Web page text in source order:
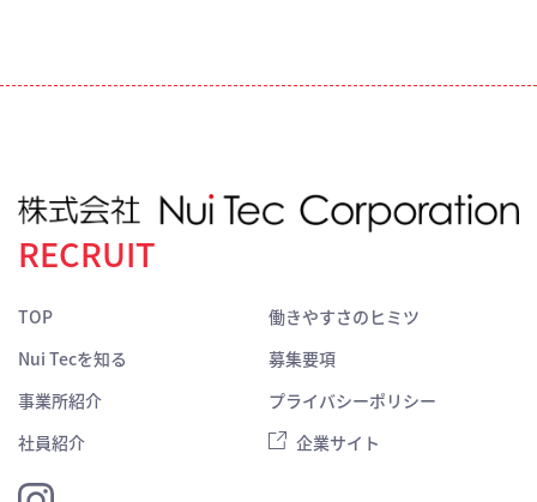
RECRUIT
TOP
Nui Tecを知る
事業所紹介
社員紹介
働きやすさのヒミツ
募集要項
プライバシーポリシー
企業サイト